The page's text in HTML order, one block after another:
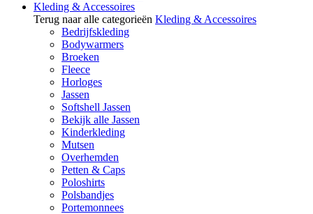
Kleding & Accessoires
Terug naar alle categorieën Kleding & Accessoires
Bedrijfskleding
Bodywarmers
Broeken
Fleece
Horloges
Jassen
Softshell Jassen
Bekijk alle Jassen
Kinderkleding
Mutsen
Overhemden
Petten & Caps
Poloshirts
Polsbandjes
Portemonnees